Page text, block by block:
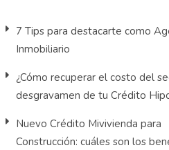
7 Tips para destacarte como
Inmobiliario
¿Cómo recuperar el costo del
desgravamen de tu Crédito
Nuevo Crédito Mivivienda para
Construcción: cuáles son los